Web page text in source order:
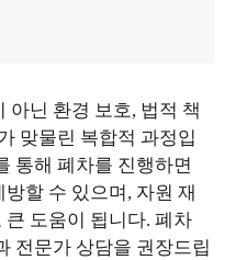
아닌 환경 보호, 법적 책
맞물린 복합적 과정입
통해 폐차를 진행하면
할 수 있으며, 자원 재
도움이 됩니다. 폐차
전문가 상담을 권장드립